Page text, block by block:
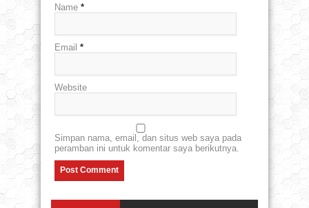
Name *
Email *
Website
Simpan nama, email, dan situs web saya pada
peramban ini untuk komentar saya berikutnya.